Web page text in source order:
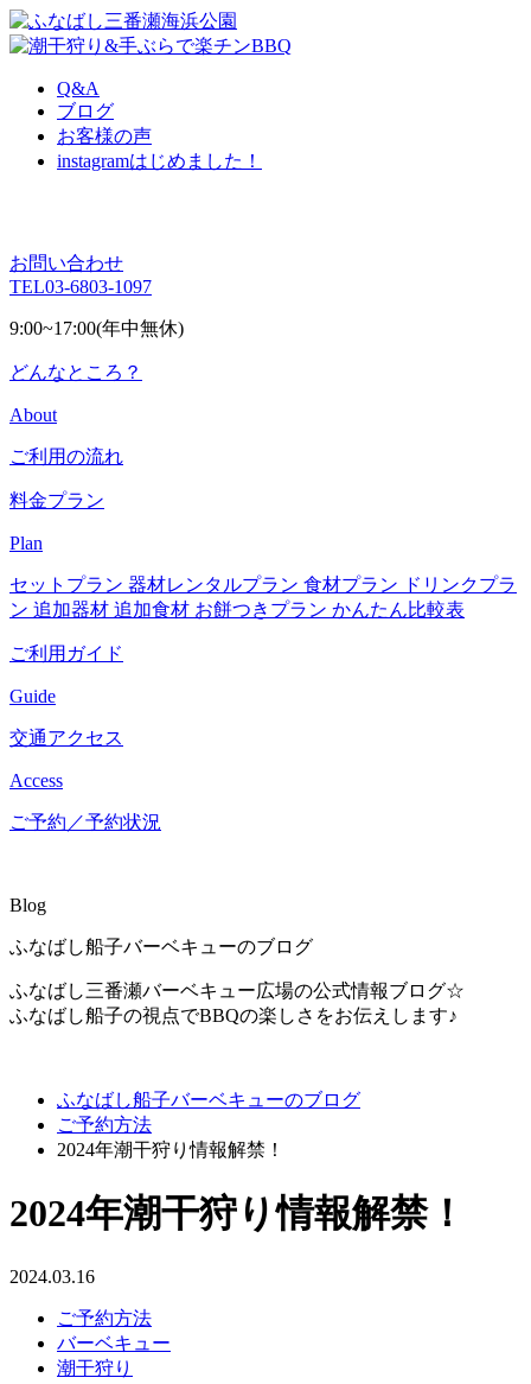
Q&A
ブログ
お客様の声
instagramはじめました！
お問い合わせ
TEL03-6803-1097
9:00~17:00(年中無休)
どんなところ？
About
ご利用の流れ
料金プラン
Plan
セットプラン 器材レンタルプラン 食材プラン ドリンクプラ
ン 追加器材 追加食材 お餅つきプラン かんたん比較表
ご利用ガイド
Guide
交通アクセス
Access
ご予約／予約状況
Blog
ふなばし船子バーベキューのブログ
ふなばし三番瀬バーベキュー広場の公式情報ブログ☆
ふなばし船子の視点でBBQの楽しさをお伝えします♪
ふなばし船子バーベキューのブログ
ご予約方法
2024年潮干狩り情報解禁！
2024年潮干狩り情報解禁！
2024.03.16
ご予約方法
バーベキュー
潮干狩り